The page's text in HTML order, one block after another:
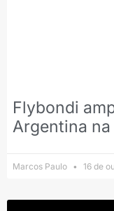
Flybondi
Argentina
Marcos Paulo 16 de